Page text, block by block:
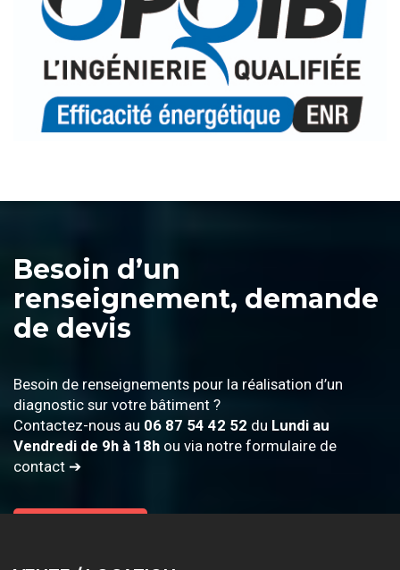
Besoin d’un
renseignement, demande
de devis
Besoin de renseignements pour la réalisation d’un
diagnostic sur votre bâtiment ?
Contactez-nous au 06 87 54 42 52 du Lundi au
Vendredi de 9h à 18h ou via notre formulaire de
contact ➔